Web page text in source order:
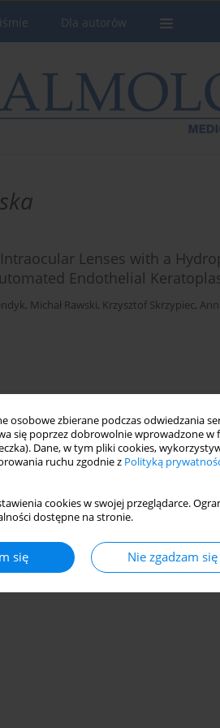
osobowe zbierane podczas odwiedzania
się poprzez dobrowolnie wprowadzone
Dane, w tym pliki cookies,
ruchu zgodnie z Polityką
cookies w swojej przeglądarce.
dostępne na stronie.
się Nie zgadzam się
Dla autorów
Lenses with a
Endothelial
, Michał Rawski, Krzysztof Skrzypiec,
in Corneal